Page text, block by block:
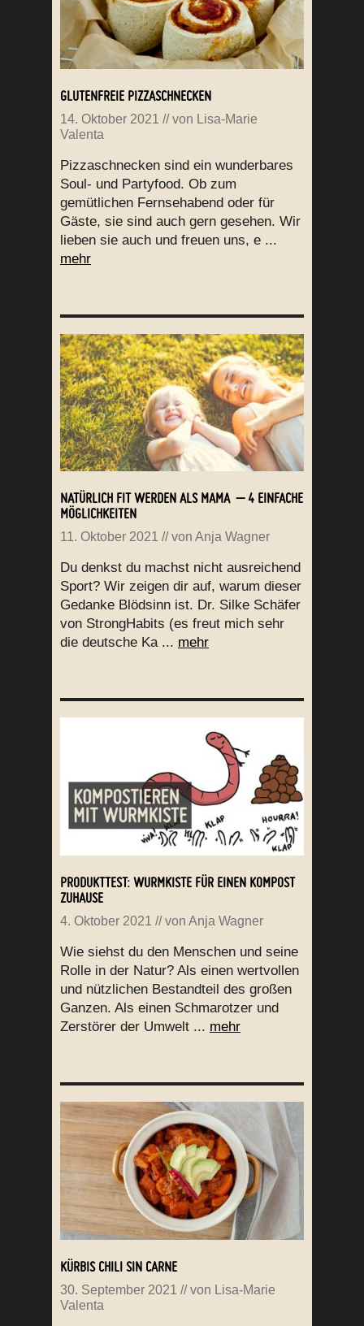
GLUTENFREIE PIZZASCHNECKEN
14. Oktober 2021 // von Lisa-Marie
Valenta
Pizzaschnecken sind ein wunderbares
Soul- und Partyfood. Ob zum
gemütlichen Fernsehabend oder für
Gäste, sie sind auch gern gesehen. Wir
lieben sie auch und freuen uns, e ...
mehr
NATÜRLICH FIT WERDEN ALS MAMA – 4 EINFACHE
MÖGLICHKEITEN
11. Oktober 2021 // von Anja Wagner
Du denkst du machst nicht ausreichend
Sport? Wir zeigen dir auf, warum dieser
Gedanke Blödsinn ist. Dr. Silke Schäfer
von StrongHabits (es freut mich sehr
die deutsche Ka ... mehr
PRODUKTTEST: WURMKISTE FÜR EINEN KOMPOST
ZUHAUSE
4. Oktober 2021 // von Anja Wagner
Wie siehst du den Menschen und seine
Rolle in der Natur? Als einen wertvollen
und nützlichen Bestandteil des großen
Ganzen. Als einen Schmarotzer und
Zerstörer der Umwelt ... mehr
KÜRBIS CHILI SIN CARNE
30. September 2021 // von Lisa-Marie
Valenta